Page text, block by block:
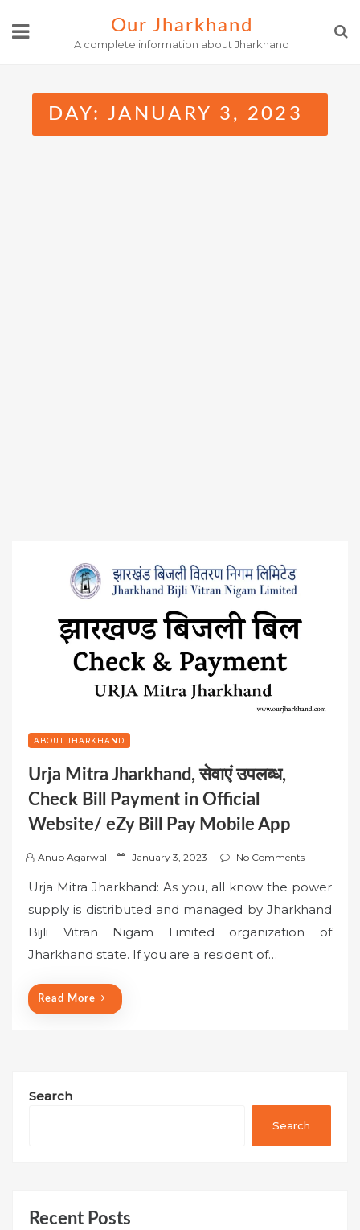
Our Jharkhand
A complete information about Jharkhand
DAY: JANUARY 3, 2023
ABOUT JHARKHAND
Urja Mitra Jharkhand, सेवाएं उपलब्ध,
Check Bill Payment in Official
Website/ eZy Bill Pay Mobile App
Anup Agarwal
P
s
t
e
d
January 3, 2023 No Comments
Urja Mitra Jharkhand: As you, all know the power
supply is distributed and managed by Jharkhand
Bijli Vitran Nigam Limited organization of
Jharkhand state. If you are a resident of…
Read More
Search
Search
Recent Posts